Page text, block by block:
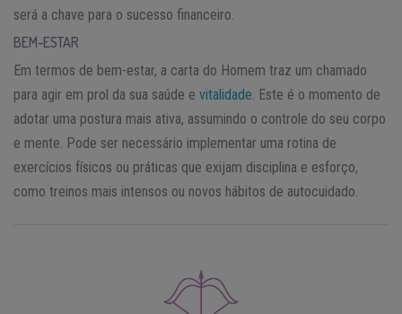
será a chave para o sucesso financeiro.
BEM-ESTAR
Em termos de bem-estar, a carta do Homem traz um chamado
para agir em prol da sua saúde e vitalidade . Este é o momento de
adotar uma postura mais ativa, assumindo o controle do seu corpo
e mente. Pode ser necessário implementar uma rotina de
exercícios físicos ou práticas que exijam disciplina e esforço,
como treinos mais intensos ou novos hábitos de autocuidado.